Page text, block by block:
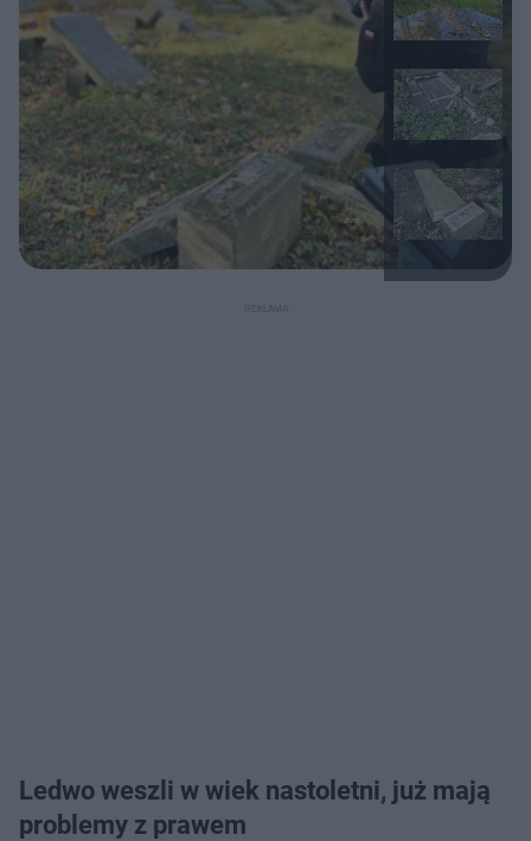
Ledwo weszli w wiek nastoletni, już mają
problemy z prawem